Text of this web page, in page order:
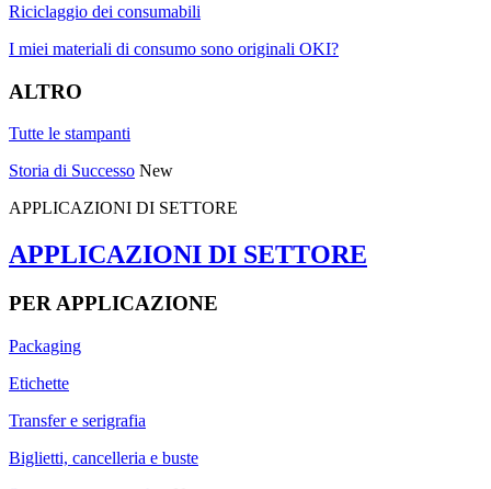
Riciclaggio dei consumabili
I miei materiali di consumo sono originali OKI?
ALTRO
Tutte le stampanti
Storia di Successo New
APPLICAZIONI DI SETTORE
APPLICAZIONI DI SETTORE
PER APPLICAZIONE
Packaging
Etichette
Transfer e serigrafia
Biglietti, cancelleria e buste